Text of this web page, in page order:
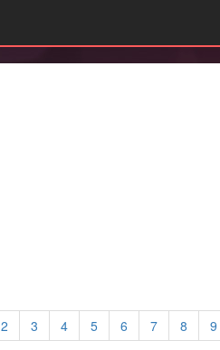
2 3 4 5 6 7 8 9